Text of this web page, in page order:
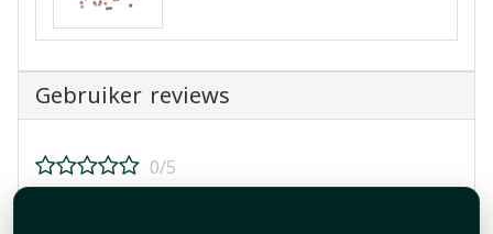
Gebruiker reviews
0/5